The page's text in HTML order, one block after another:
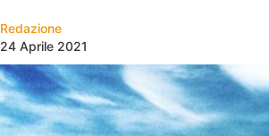
Redazione
24 Aprile 2021